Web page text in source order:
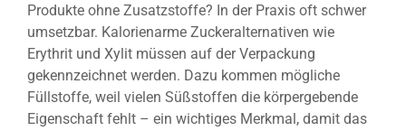
Produkte ohne Zusatzstoffe? In der Praxis oft schwer
umsetzbar. Kalorienarme Zuckeralternativen wie
Erythrit und Xylit müssen auf der Verpackung
gekennzeichnet werden. Dazu kommen mögliche
Füllstoffe, weil vielen Süßstoffen die körpergebende
Eigenschaft fehlt – ein wichtiges Merkmal, damit das